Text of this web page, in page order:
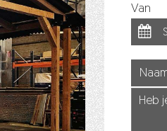
Van